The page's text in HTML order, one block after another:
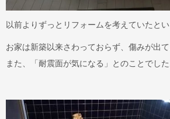
以前よりずっとリフォームを考えていたとい
お家は新築以来さわっておらず、傷みが出て
また、「耐震面が気になる」とのことでした